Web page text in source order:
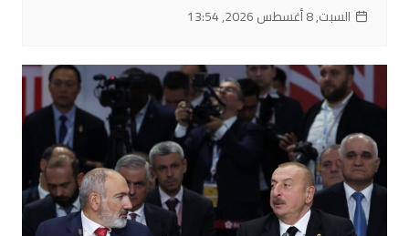
السبت, 8 أغسطس 2026, 13:54